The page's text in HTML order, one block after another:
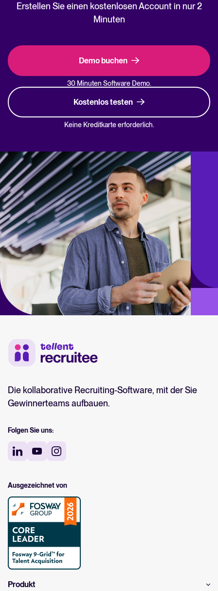
Erstellen Sie einen kostenlosen Account in nur 2
Minuten
Demo buchen
30 Minuten Software Demo.
Kostenlos testen
Keine Kreditkarte erforderlich.
Die kollaborative Recruiting-Software, mit der Sie
Gewinnerteams aufbauen.
Folgen Sie uns:
Ausgezeichnet von
Produkt